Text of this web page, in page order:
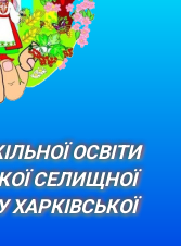
ОСВІТИ
СЕЛИЩНОЇ